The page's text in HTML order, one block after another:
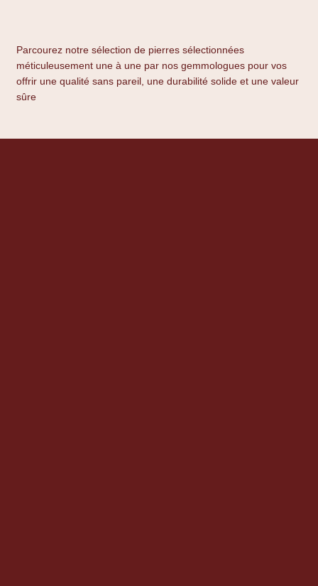
Parcourez notre sélection de pierres sélectionnées
méticuleusement une à une par nos gemmologues pour vos
offrir une qualité sans pareil, une durabilité solide et une valeur
sûre